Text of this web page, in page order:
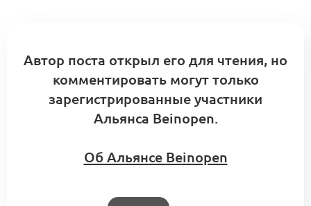
(KA4.2.3.8)
Производство 1
8 комментариев
Кооперационные контуры и модульные
Автор поста открыл его для чтения, но
комментировать могут только
зарегистрированные участники
Альянса Beinopen.
Об Альянсе Beinopen